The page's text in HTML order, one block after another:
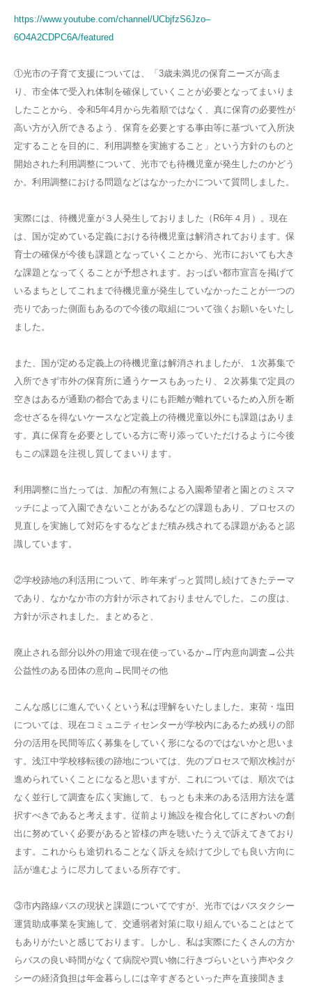
https://www.youtube.com/channel/UCbjfzS6Jzo–
6O4A2CDPC6A/featured
①光市の子育て支援については、「3歳未満児の保育ニーズが高ま
り、市全体で受入れ体制を確保していくことが必要となってまいりま
したことから、令和5年4月から先着順ではなく、真に保育の必要性が
高い方が入所できるよう、保育を必要とする事由等に基づいて入所決
定することを目的に、利用調整を実施すること」という方針のものと
開始された利用調整について、光市でも待機児童が発生したのかどう
か。利用調整における問題などはなかったかについて質問しました。
実際には、待機児童が３人発生しておりました（R6年４月）。現在
は、国が定めている定義における待機児童は解消されております。保
育士の確保が今後も課題となっていくことから、光市においても大き
な課題となってくることが予想されます。おっぱい都市宣言を掲げて
いるまちとしてこれまで待機児童が発生していなかったことが一つの
売りであった側面もあるので今後の取組について強くお願いをいたし
ました。
また、国が定める定義上の待機児童は解消されましたが、１次募集で
入所できず市外の保育所に通うケースもあったり、２次募集で定員の
空きはあるが通勤の都合であまりにも距離が離れているため入所を断
念せざるを得ないケースなど定義上の待機児童以外にも課題はありま
す。真に保育を必要としている方に寄り添っていただけるように今後
もこの課題を注視し質してまいります。
利用調整に当たっては、加配の有無による入園希望者と園とのミスマ
ッチによって入園できないことがあるなどの課題もあり、プロセスの
見直しを実施して対応をするなどまだ積み残されてる課題があると認
識しています。
②学校跡地の利活用について、昨年来ずっと質問し続けてきたテーマ
であり、なかなか市の方針が示されておりませんでした。この度は、
方針が示されました。まとめると、
廃止される部分以外の用途で現在使っているか→庁内意向調査→公共
公益性のある団体の意向→民間その他
こんな感じに進んでいくという私は理解をいたしました。束荷・塩田
については、現在コミュニティセンターが学校内にあるため残りの部
分の活用を民間等広く募集をしていく形になるのではないかと思いま
す。浅江中学校移転後の跡地については、先のプロセスで順次検討が
進められていくことになると思いますが、これについては、順次では
なく並行して調査を広く実施して、もっとも未来のある活用方法を選
択すべきであると考えます。従前より施設を複合化してにぎわいの創
出に努めていく必要があると皆様の声を聴いたうえで訴えてきており
ます。これからも途切れることなく訴えを続けて少しでも良い方向に
話が進むように尽力してまいる所存です。
③市内路線バスの現状と課題についてですが、光市ではバスタクシー
運賃助成事業を実施して、交通弱者対策に取り組んでいることはとて
もありがたいと感じております。しかし、私は実際にたくさんの方か
らバスの良い時間がなくて病院や買い物に行きづらいという声やタク
シーの経済負担は年金暮らしには辛すぎるといった声を直接聞きま